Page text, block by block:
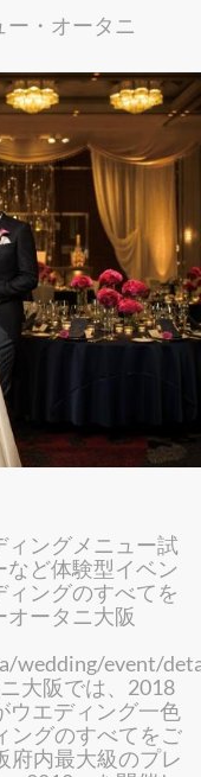
ー・オータニ
ングメニュー試
ど体験型イベン
ィングのすべてを
ータニ大阪
wedding/event/
大阪では、2018
ウエディング一色
ングのすべてをご
府内最大級のプレ